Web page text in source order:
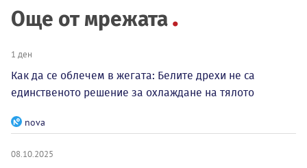
Още от мрежата
1 ден
Как да се облечем в жегата: Белите дрехи не са
единственото решение за охлаждане на тялото
nova
08.10.2025